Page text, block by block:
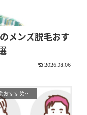
メンズ脱毛おす
2026.08.06
【2026年最新】市区町村で人気のメンズ脱毛おすすめサロン・クリニック